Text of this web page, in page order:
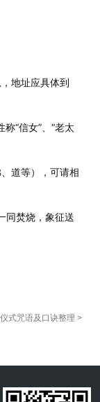
地址应具体到
称“信女”、“老太
道等），可请相
同焚烧，象征送
式咒语及口诀整理 >